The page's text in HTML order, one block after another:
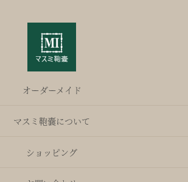
オーダーメイド
マスミ鞄嚢について
ショッピング